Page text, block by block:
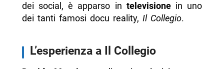
dei social, è apparso in televisione in uno
dei tanti famosi docu reality, Il Collegio.
L’esperienza a Il Collegio